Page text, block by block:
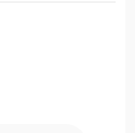
品运动粘度自动测定